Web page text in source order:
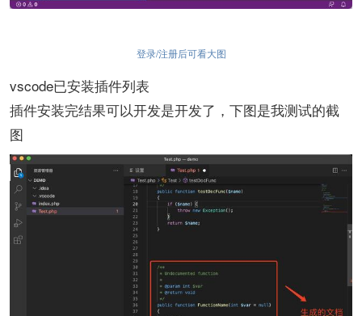
登录/注册后可看大图
vscode已安装插件列表
插件安装完结果可以开发是开发了，下图是我测试的截
图